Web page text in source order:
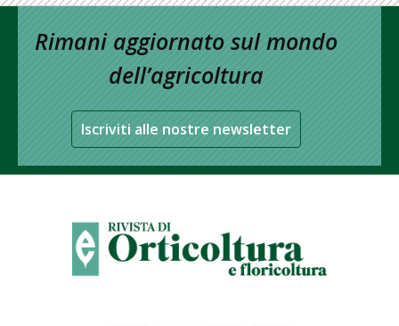
Rimani aggiornato sul mondo
dell’agricoltura
Iscriviti alle nostre newsletter